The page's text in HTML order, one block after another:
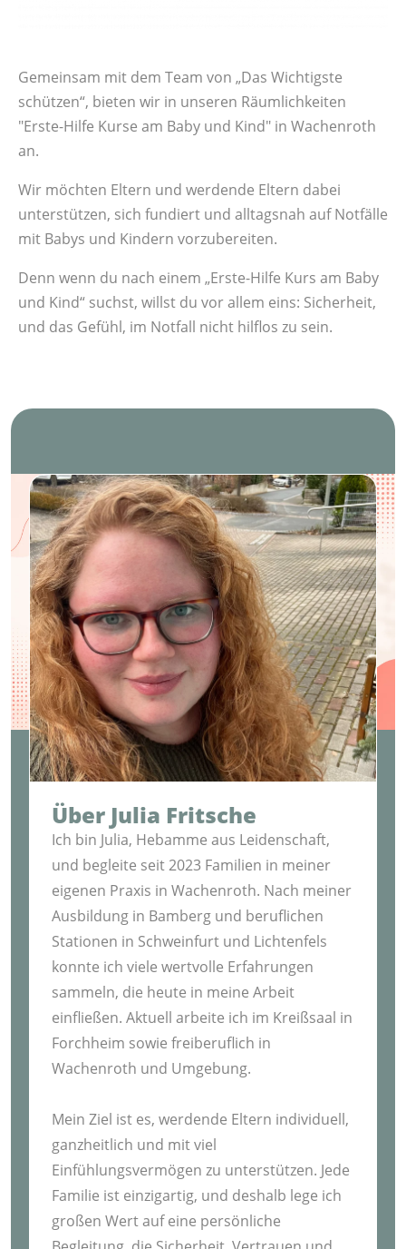
Gemeinsam mit dem Team von „Das Wichtigste
schützen“, bieten wir in unseren Räumlichkeiten
"Erste-Hilfe Kurse am Baby und Kind" in Wachenroth
an.
Wir möchten Eltern und werdende Eltern dabei
unterstützen, sich fundiert und alltagsnah auf Notfälle
mit Babys und Kindern vorzubereiten.
Denn wenn du nach einem „Erste-Hilfe Kurs am Baby
und Kind“ suchst, willst du vor allem eins: Sicherheit,
und das Gefühl, im Notfall nicht hilflos zu sein.
Über Julia Fritsche
Ich bin Julia, Hebamme aus Leidenschaft,
und begleite seit 2023 Familien in meiner
eigenen Praxis in Wachenroth. Nach meiner
Ausbildung in Bamberg und beruflichen
Stationen in Schweinfurt und Lichtenfels
konnte ich viele wertvolle Erfahrungen
sammeln, die heute in meine Arbeit
einfließen. Aktuell arbeite ich im Kreißsaal in
Forchheim sowie freiberuflich in
Wachenroth und Umgebung.
Mein Ziel ist es, werdende Eltern individuell,
ganzheitlich und mit viel
Einfühlungsvermögen zu unterstützen. Jede
Familie ist einzigartig, und deshalb lege ich
großen Wert auf eine persönliche